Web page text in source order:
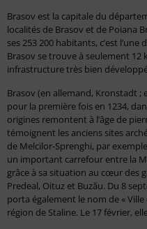
Brasov est la capitale du
localités de Brasov et de Poiana
ses 253 200 habitants, c’est
Brasov se trouve à seulement 12
infrastructure très bien
Brasov (en allemand, Kronstadt
pour la première fois en 1234,
origines remontent à l’âge de
témoignent les anciens sites
de Melcilor-Sprenghi, par
un important carrefour entre la
grâce à sa situation au cœur des
Predeal, Oituz et Buzău. Du 8
porta également le nom de «
région de Staline. Le 17 février,